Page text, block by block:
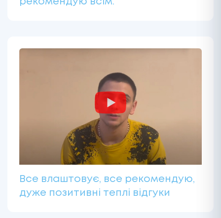
Все влаштовує, все рекомендую,
дуже позитивні теплі відгуки